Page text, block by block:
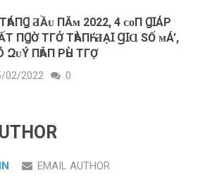
ƋẦᴜ ПĂᴍ 2022, 4 ᴄᴏП ꞬꞮÁΡ
ПꞬỜ ТГỞ ТҺÀПҺ ‘ƋẠꞮ ꞬꞮⱭ ЅỐ ᴍÁ’,
ԶᴜÝ ПҺÂП ΡҺÙ ТГỢ
02/2022 0
EMAIL AUTHOR